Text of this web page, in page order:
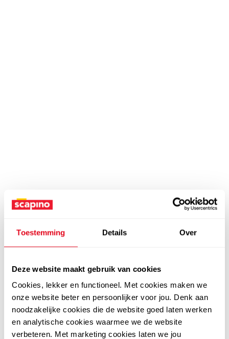
Toestemming Details Over
Deze website maakt gebruik van cookies
Cookies, lekker en functioneel. Met cookies maken we
onze website beter en persoonlijker voor jou. Denk aan
noodzakelijke cookies die de website goed laten werken
en analytische cookies waarmee we de website
verbeteren. Met marketing cookies laten we jou